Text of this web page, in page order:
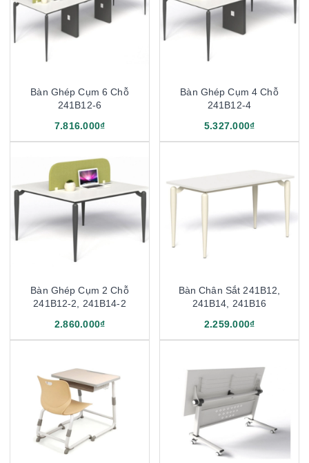
Bàn Ghép Cụm 6 Chỗ
241B12-6
7.816.000₫
Bàn Ghép Cụm 4 Chỗ
241B12-4
5.327.000₫
Bàn Ghép Cụm 2 Chỗ
241B12-2, 241B14-2
2.860.000₫
Bàn Chân Sắt 241B12,
241B14, 241B16
2.259.000₫